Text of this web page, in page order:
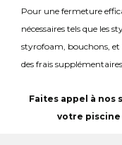
Pour une fermeture
nécessaires tels que les
styrofoam, bouchons, et
des frais
Faites appel à nos
votre piscine